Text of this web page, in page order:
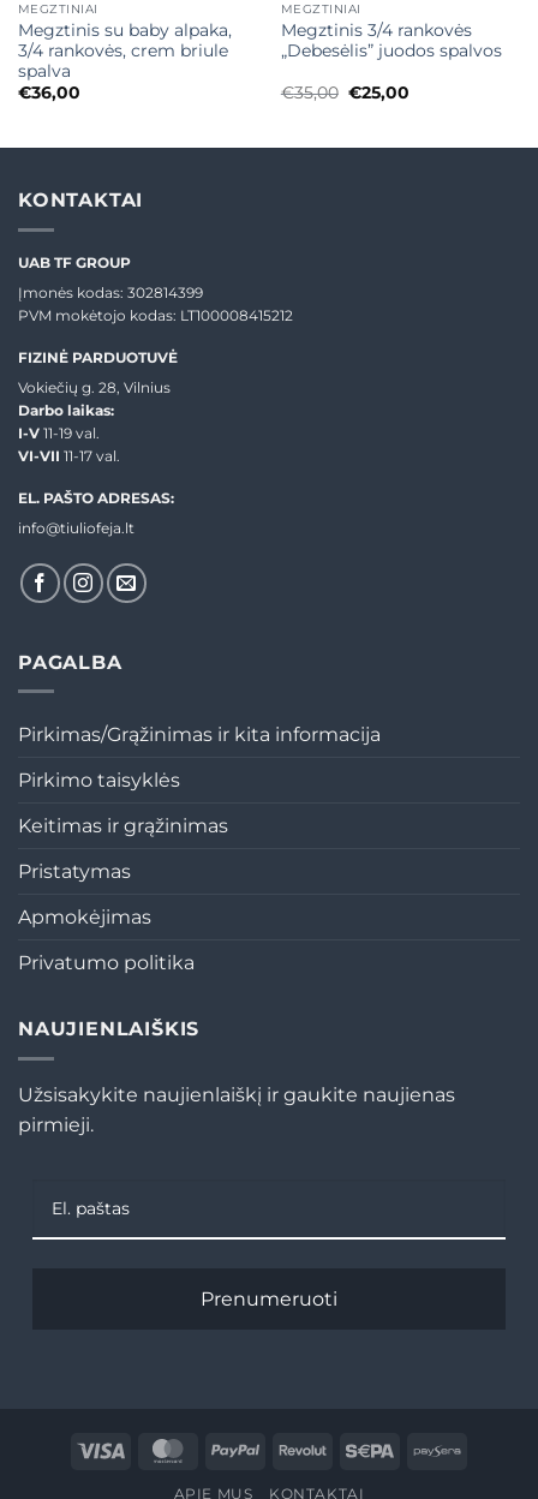
MEGZTINIAI
Megztinis su baby alpaka,
3/4 rankovės, crem briule
spalva
€36,00
MEGZTINIAI
Megztinis 3/4 rankovės
„Debesėlis” juodos spalvos
€35,00 Original
price
€25,00Current
KONTAKTAI
UAB TF GROUP
Įmonės kodas: 302814399
PVM mokėtojo kodas: LT100008415212
FIZINĖ PARDUOTUVĖ
Vokiečių g. 28, Vilnius
Darbo laikas:
I-V 11-19 val.
VI-VII 11-17 val.
EL. PAŠTO ADRESAS:
info@tiuliofeja.lt
PAGALBA
Pirkimas/Grąžinimas ir kita informacija
Pirkimo taisyklės
Keitimas ir grąžinimas
Pristatymas
Apmokėjimas
Privatumo politika
NAUJIENLAIŠKIS
Užsisakykite naujienlaiškį ir gaukite naujienas
pirmieji.
Prenumeruoti
Visa MasterCardPayPal Revolut Sepa Paysera
APIE MUS KONTAKTAI